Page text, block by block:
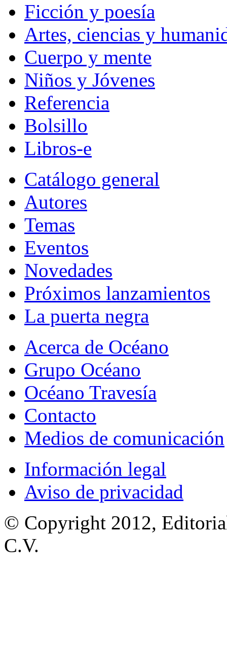
Ficción y poesía
Artes, ciencias y
Cuerpo y mente
Niños y Jóvenes
Referencia
Bolsillo
Libros-e
Catálogo general
Autores
Temas
Eventos
Novedades
Próximos lanzamientos
La puerta negra
Acerca de Océano
Grupo Océano
Océano Travesía
Contacto
Medios de comunicación
Información legal
Aviso de privacidad
© Copyright 2012,
C.V.